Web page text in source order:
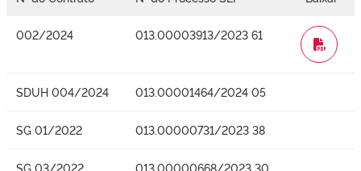
002/2024 013.00003913/2023 61
WORD
SDUH 004/2024 013.00001464/2024 05
SG 01/2022 013.00000731/2023 38
SG 03/2022 013.00000668/2023 30